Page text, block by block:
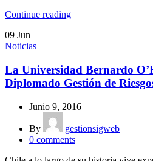
Continue reading
09 Jun
Noticias
La Universidad Bernardo
Diplomado Gestión de
Junio 9, 2016
By
gestionsigweb
0 comments